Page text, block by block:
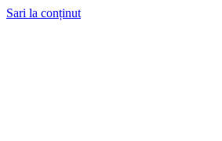
Sari la conținut